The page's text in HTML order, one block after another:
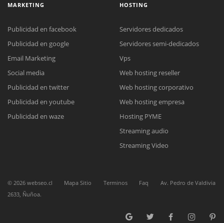
Reunión online
Nuestros ejecutivos le enviarán un correo electrónico con el enlace a
Meet para la reunión online.
Cotización
Chat Online
Todos nuestros ejecutivos están fuera de línea. Complete el formulario
MARKETING
Publicidad en facebook
Publicidad en google
Email Marketing
Social media
Publicidad en twitter
Publicidad en youtube
Publicidad en waze
HOSTING
Servidores dedicados
Servidores semi-dedicados
Vps
Web hosting reseller
Web hosting corporativo
Web hosting empresa
Hosting PYME
Streaming audio
Streaming Video
© 2026 webseo.cl Mapa Sitio Terminos Faq
Av. Pedro de Valdivia
2633, Ñuñoa.